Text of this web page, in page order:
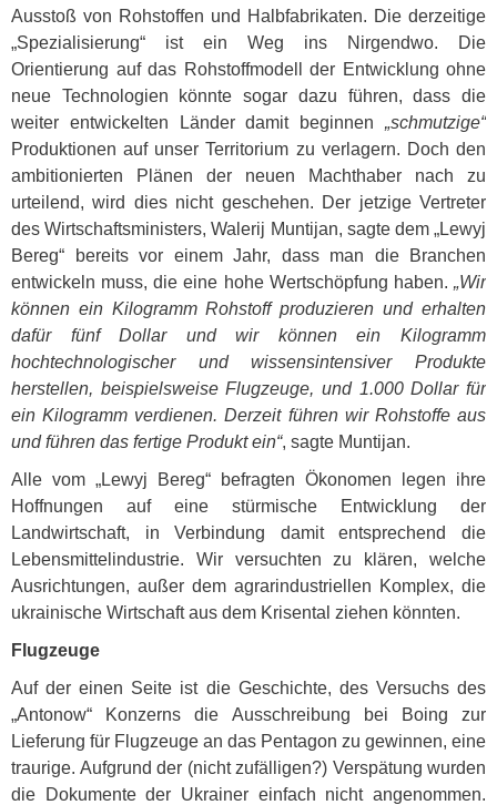
Ausstoß von Rohstoffen und Halbfabrikaten. Die derzeitige
„Spezialisierung“ ist ein Weg ins Nirgendwo. Die
Orientierung auf das Rohstoffmodell der Entwicklung ohne
neue Technologien könnte sogar dazu führen, dass die
weiter entwickelten Länder damit beginnen „schmutzige“
Produktionen auf unser Territorium zu verlagern. Doch den
ambitionierten Plänen der neuen Machthaber nach zu
urteilend, wird dies nicht geschehen. Der jetzige Vertreter
des Wirtschaftsministers, Walerij Muntijan, sagte dem „Lewyj
Bereg“ bereits vor einem Jahr, dass man die Branchen
entwickeln muss, die eine hohe Wertschöpfung haben. „Wir
können ein Kilogramm Rohstoff produzieren und erhalten
dafür fünf Dollar und wir können ein Kilogramm
hochtechnologischer und wissensintensiver Produkte
herstellen, beispielsweise Flugzeuge, und 1.000 Dollar für
ein Kilogramm verdienen. Derzeit führen wir Rohstoffe aus
und führen das fertige Produkt ein“, sagte Muntijan.
Alle vom „Lewyj Bereg“ befragten Ökonomen legen ihre
Hoffnungen auf eine stürmische Entwicklung der
Landwirtschaft, in Verbindung damit entsprechend die
Lebensmittelindustrie. Wir versuchten zu klären, welche
Ausrichtungen, außer dem agrarindustriellen Komplex, die
ukrainische Wirtschaft aus dem Krisental ziehen könnten.
Flugzeuge
Auf der einen Seite ist die Geschichte, des Versuchs des
„Antonow“ Konzerns die Ausschreibung bei Boing zur
Lieferung für Flugzeuge an das Pentagon zu gewinnen, eine
traurige. Aufgrund der (nicht zufälligen?) Verspätung wurden
die Dokumente der Ukrainer einfach nicht angenommen.